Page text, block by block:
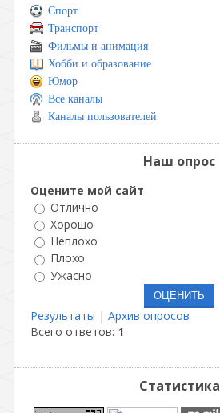
Спорт
Транспорт
Фильмы и анимация
Хобби и образование
Юмор
Все каналы
Каналы пользователей
Наш опрос
Оцените мой сайт
Отлично
Хорошо
Неплохо
Плохо
Ужасно
Результаты | Архив опросов
Всего ответов: 1
Статистика